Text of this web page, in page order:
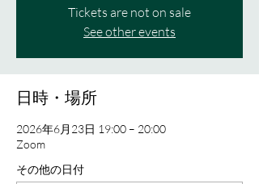
Tickets are not on sale
See other events
日時・場所
2026年6月23日 19:00 – 20:00
Zoom
その他の日付